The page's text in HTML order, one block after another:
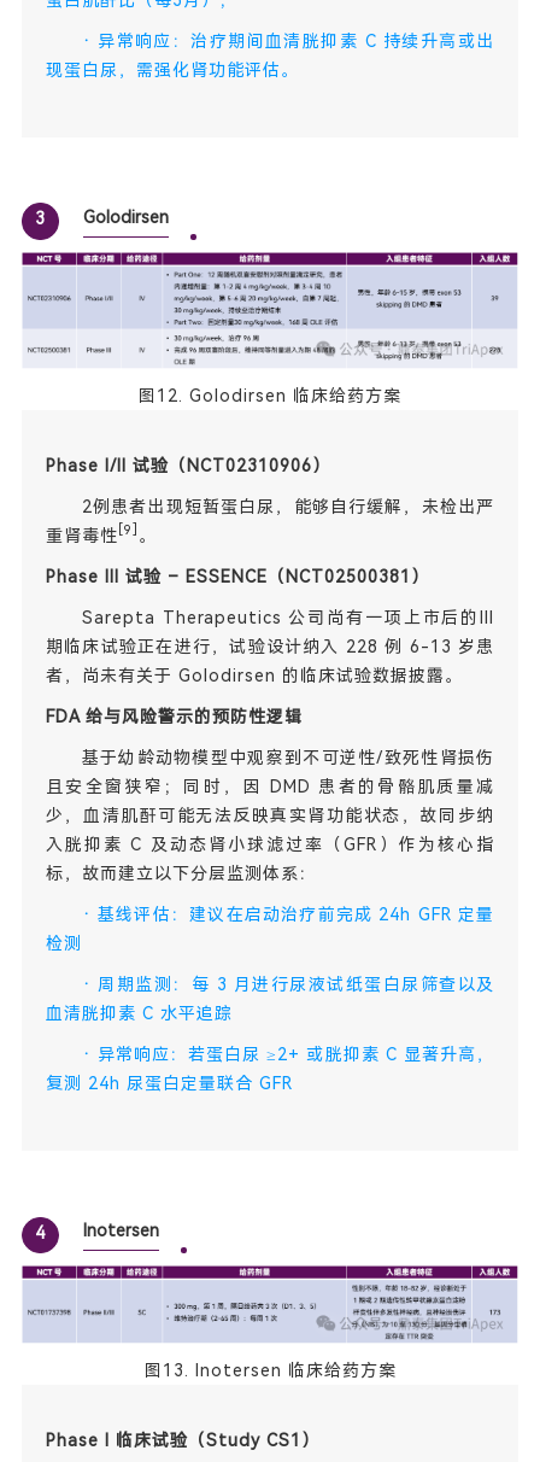
· 异常响应：治疗期间血清胱抑素 C 持续升高或出
现蛋白尿，需强化肾功能评估。
3 Golodirsen
图12. Golodirsen 临床给药方案
Phase I/II 试验（NCT02310906）
2例患者出现短暂蛋白尿，能够自行缓解，未检出严
重肾毒性 [9] 。
Phase III 试验 – ESSENCE（NCT02500381）
Sarepta Therapeutics 公司尚有一项上市后的III
期临床试验正在进行，试验设计纳入 228 例 6-13 岁患
者，尚未有关于 Golodirsen 的临床试验数据披露。
FDA 给与风险警示的预防性逻辑
基于幼龄动物模型中观察到不可逆性/致死性肾损伤
且安全窗狭窄；同时，因 DMD 患者的骨骼肌质量减
少，血清肌酐可能无法反映真实肾功能状态，故同步纳
入胱抑素 C 及动态肾小球滤过率（GFR）作为核心指
标，故而建立以下分层监测体系：
· 基线评估：建议在启动治疗前完成 24h GFR 定量
检测
· 周期监测：每 3 月进行尿液试纸蛋白尿筛查以及
血清胱抑素 C 水平追踪
· 异常响应：若蛋白尿 ≥2+ 或胱抑素 C 显著升高，
复测 24h 尿蛋白定量联合 GFR
4 Inotersen
图13. Inotersen 临床给药方案
Phase I 临床试验（Study CS1）